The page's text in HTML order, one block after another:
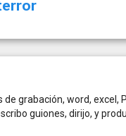
de grabación, word,
guiones, dirijo, y